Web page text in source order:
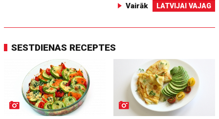
Vairāk LATVIJAI VAJAG
SESTDIENAS RECEPTES